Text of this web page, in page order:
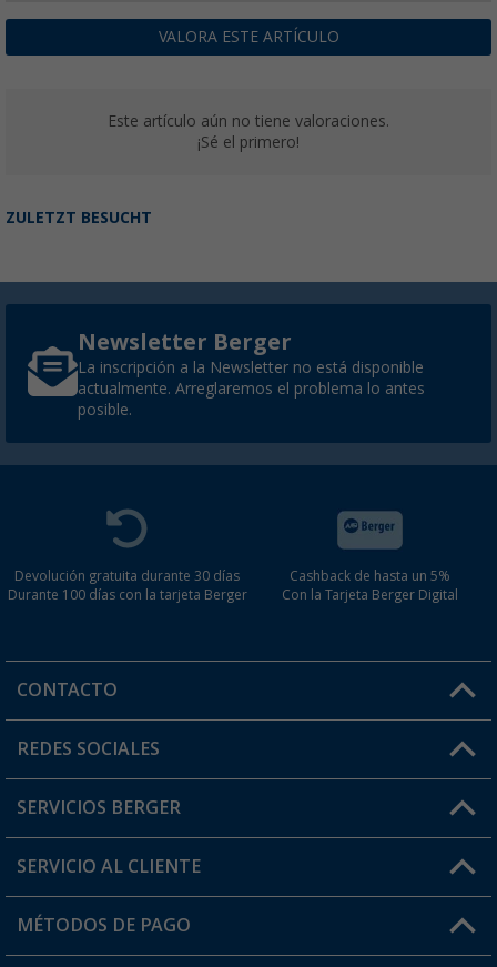
VALORA ESTE ARTÍCULO
Este artículo aún no tiene valoraciones.
¡Sé el primero!
ZULETZT BESUCHT
Newsletter Berger
La inscripción a la Newsletter no está disponible
actualmente. Arreglaremos el problema lo antes
posible.
Devolución gratuita durante 30 días
Durante 100 días con la tarjeta Berger
Cashback de hasta un 5%
Con la Tarjeta Berger Digital
CONTACTO
Horario de atención al cliente:
¿Tienes alguna duda?
REDES SOCIALES
SERVICIOS BERGER
Conviértete en distribuidor
Mi cuenta
SERVICIO AL CLIENTE
FAQ y Contacto
MÉTODOS DE PAGO